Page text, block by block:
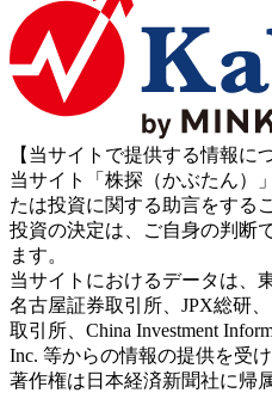
【当サイトで提供する情報に
当サイト「株探（かぶたん）
たは投資に関する助言をする
投資の決定は、ご自身の判断
ます。
当サイトにおけるデータは、
名古屋証券取引所、JPX総研
取引所、China Investment
Inc. 等からの情報の提供を受
著作権は日本経済新聞社に帰